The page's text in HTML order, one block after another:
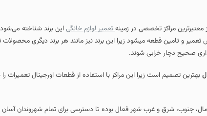
معتبرترین مراکز تخصصی در زمینهتعمیر لوازم خانگیاین برند شناخته
و تامین قطعه میشود زیرا این برند نیز مانند هر برند دیگری
صحیح دچار خرابی شوند.
بهترین تصمیم است زیرا این مراکز با استفاده از قطعات اورجینال تعمیرات را
جنوب، شرق و غرب شهر فعال بوده تا دسترسی برای تمام شهروندان آسان